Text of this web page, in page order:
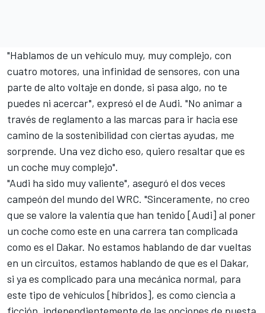
"Hablamos de un vehículo muy, muy complejo, con
cuatro motores, una infinidad de sensores, con una
parte de alto voltaje en donde, si pasa algo, no te
puedes ni acercar", expresó el de Audi. "No animar a
través de reglamento a las marcas para ir hacia ese
camino de la sostenibilidad con ciertas ayudas, me
sorprende. Una vez dicho eso, quiero resaltar que es
un coche muy complejo".
"Audi ha sido muy valiente", aseguró el dos veces
campeón del mundo del WRC. "Sinceramente, no creo
que se valore la valentía que han tenido [Audi] al poner
un coche como este en una carrera tan complicada
como es el Dakar. No estamos hablando de dar vueltas
en un circuitos, estamos hablando de que es el Dakar,
si ya es complicado para una mecánica normal, para
este tipo de vehículos [híbridos], es como ciencia a